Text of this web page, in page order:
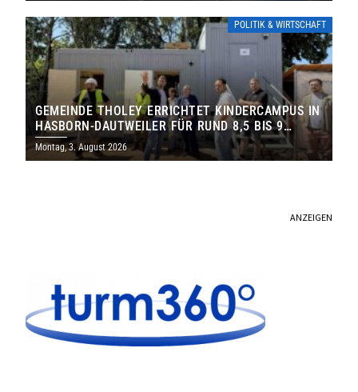
POLITIK & WIRTSCHAFT
GEMEINDE THOLEY ERRICHTET KINDERCAMPUS IN
HASBORN-DAUTWEILER FÜR RUND 8,5 BIS 9
MILLIONEN EURO
Montag, 3. August 2026
ANZEIGEN